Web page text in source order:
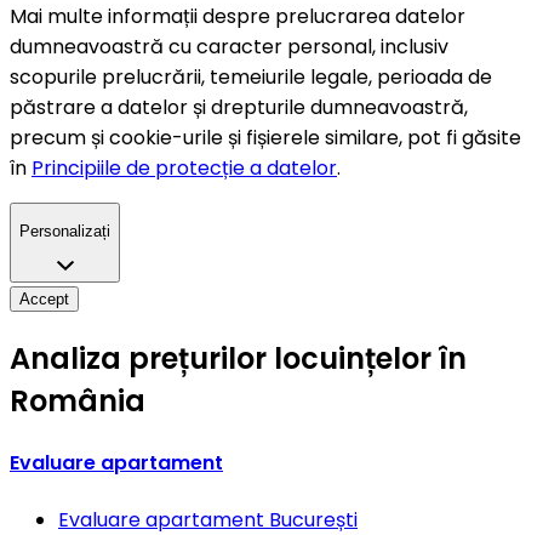
Mai multe informații despre prelucrarea datelor
dumneavoastră cu caracter personal, inclusiv
scopurile prelucrării, temeiurile legale, perioada de
păstrare a datelor și drepturile dumneavoastră,
precum și cookie-urile și fișierele similare, pot fi găsite
în Principiile de protecție a datelor.
Personalizați
Accept
Analiza prețurilor locuințelor în
România
Evaluare apartament
Evaluare apartament București